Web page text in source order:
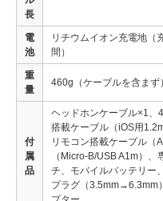
長
電
池
リチウムイオン充電地（
間）
重
量
460g（ケーブルを含まず）
付
属
品
ヘッドホンケーブル×1、
搭載ケーブル（iOS用
リモコン搭載ケーブル（
（Micro-B/USB A1m）
チ、モバイルバッテリー
プラグ（3.5mm→6.3mm